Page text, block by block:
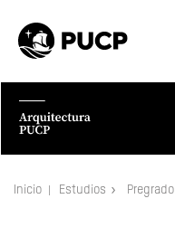
Inicio Estudios Pregrado